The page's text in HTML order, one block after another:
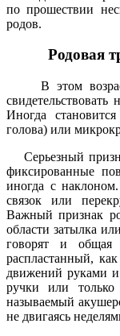
по прошествии
родов.
Родовая
В этом
Иногда
голова) или
Серьезный
фиксированные
иногда с
связок или
Важный признак
области затыл­ка
говорят и общая
распластан­ный,
движений руками
ручки или
называемый
не двигаясь